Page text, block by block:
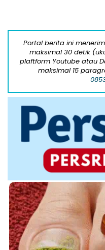
Portal berita ini
maksimal 30 detik
plaftform Youtube atau
maksimal 15